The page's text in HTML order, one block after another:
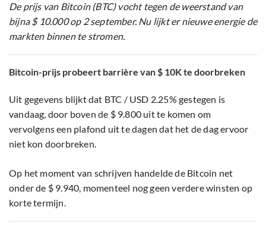
De prijs van Bitcoin (BTC) vocht tegen de weerstand van
bijna $ 10.000 op 2 september. Nu lijkt er nieuwe energie de
markten binnen te stromen.
Bitcoin-prijs probeert barrière van $ 10K te doorbreken
Uit gegevens blijkt dat BTC / USD 2.25% gestegen is
vandaag, door boven de $ 9.800 uit te komen om
vervolgens een ​​plafond uit te dagen dat het de dag ervoor
niet kon doorbreken.
Op het moment van schrijven handelde de Bitcoin net
onder de $ 9.940, momenteel nog geen verdere winsten op
korte termijn.